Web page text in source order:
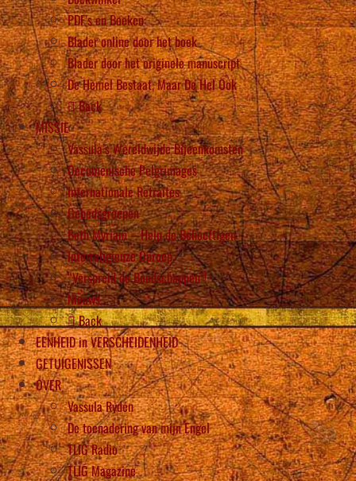
PDF’s en Boeken
Blader online door het boek
Blader door het originele manuscript
De Hemel Bestaat, Maar De Hel Ook
Back
MISSIE
Vassula’s Wereldwijde Bijeenkomsten
Oecumenische Pelgrimages
Internationale Retraites
Gebedsgroepen
Beth Myriam – Help de Behoeftigen
Interreligieuze Oproep
“Verspreid de Boodschappen”!
Nieuws
Back
EENHEID in VERSCHEIDENHEID
GETUIGENISSEN
OVER
Vassula Rydén
De toenadering van mijn Engel
TLIG Radio
TLIG Magazine